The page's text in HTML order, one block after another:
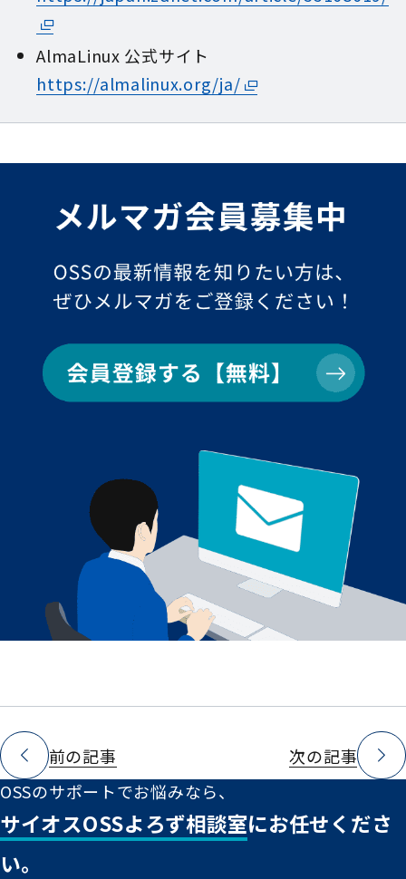
AlmaLinux 公式サイト
https://almalinux.org/ja/
前の記事
次の記事
OSSのサポートでお悩みなら、
サイオスOSSよろず相談室にお任せくださ
い。